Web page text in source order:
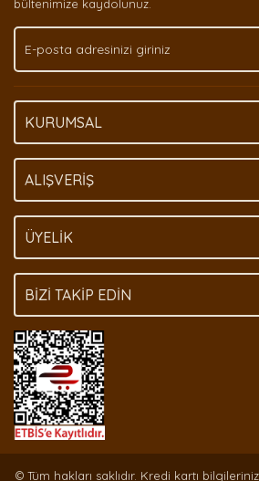
bültenimize kaydolunuz.
KURUMSAL
ALIŞVERİŞ
ÜYELİK
BİZİ TAKİP EDİN
© Tüm hakları saklıdır. Kredi kartı